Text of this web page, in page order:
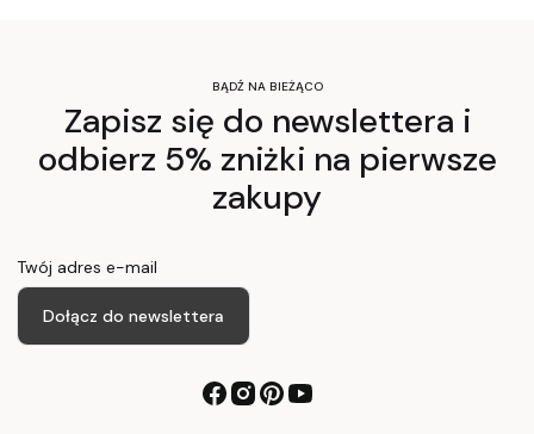
BĄDŹ NA BIEŻĄCO
Zapisz się do newslettera i
odbierz 5% zniżki na pierwsze
zakupy
Twój adres e-mail
Dołącz do newslettera